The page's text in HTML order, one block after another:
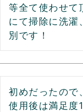
等全て使わせて
にて掃除に洗濯
別です！
初めだったので
使用後は満足度